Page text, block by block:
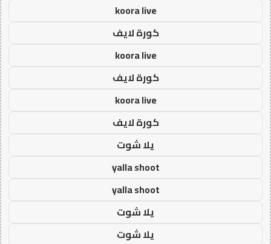
koora live
كورة لايف
koora live
كورة لايف
koora live
كورة لايف
يلا شوت
yalla shoot
yalla shoot
يلا شوت
يلا شوت